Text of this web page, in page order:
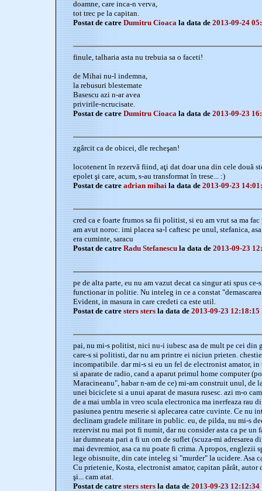
doamne, care inca-n verva,
tot trec pe la capitan.
Postat de catre Dumitru Cioaca la data de 2013-09-24
finule, talharia asta nu trebuia sa o faceti!
de Mihai nu-l indemna,
la rebusuri blestemate
Basescu azi n-ar avea
privirile-ncrucisate.
Postat de catre Dumitru Cioaca la data de 2013-09-23
zgârcit ca de obicei, dle recheşan!
locotenent în rezervă fiind, aţi dat doar una din cele două
epolet şi care, acum, s-au transformat în trese... :)
Postat de catre adrian mihai la data de 2013-09-23
cred ca e foarte frumos sa fii politist, si eu am vrut sa ma
am avut noroc. imi placea sa-l caftesc pe unul, stefanica,
era cuminte, saracu
Postat de catre Radu Stefanescu la data de 2013-09-23
pe de alta parte, eu nu am vazut decat ca singur ati spus
functionar in politie. Nu inteleg in ce a constat
Evident, in masura in care credeti ca este util.
Postat de catre sters sters la data de 2013-09-23 12:18:15
pai, nu mi-s politist, nici nu-i iubesc asa de mult pe cei din
care-s si politisti, dar nu am printre ei niciun prieten.
incompatibile. dar mi-s si eu un fel de electronist amator, in
si aparate de radio, cand a aparut primul home computer
Maracineanu", habar n-am de ce) mi-am construit unul, de
unei biciclete si a unui aparat de masura rusesc. azi m-o
de a mai umbla in vreo scula electronica ma inerfeaza rau
pasiunea pentru meserie si aplecarea catre cuvinte. Ce nu
declinam gradele militare in public. eu, de pilda, nu mi-s
rezervist nu mai pot fi numit, dar nu consider asta ca pe un
iar dumneata pari a fi un om de suflet (scuza-mi adresarea
mai devremior, asa ca nu poate fi crima. A propos, englezii
lege obisnuite, din cate inteleg si "murder" la ucidere. Asa
Cu prietenie, Kosta, electronist amator, capitan pârât,
şi... cam atat.
Postat de catre sters sters la data de 2013-09-23 12:12:34